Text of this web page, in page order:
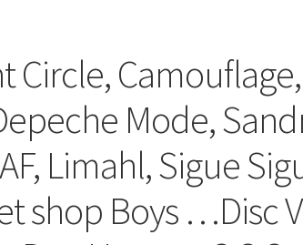
Circle, Camouflage,
Mode,
Limahl, Sigue
shop Boys …Disc